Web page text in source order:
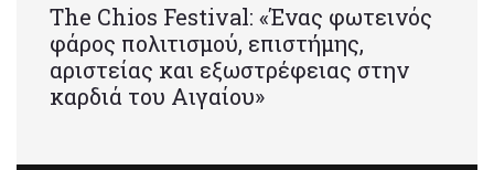
Τhe Chios Festival: «Ένας φωτεινός
φάρος πολιτισμού, επιστήμης,
αριστείας και εξωστρέφειας στην
καρδιά του Αιγαίου»